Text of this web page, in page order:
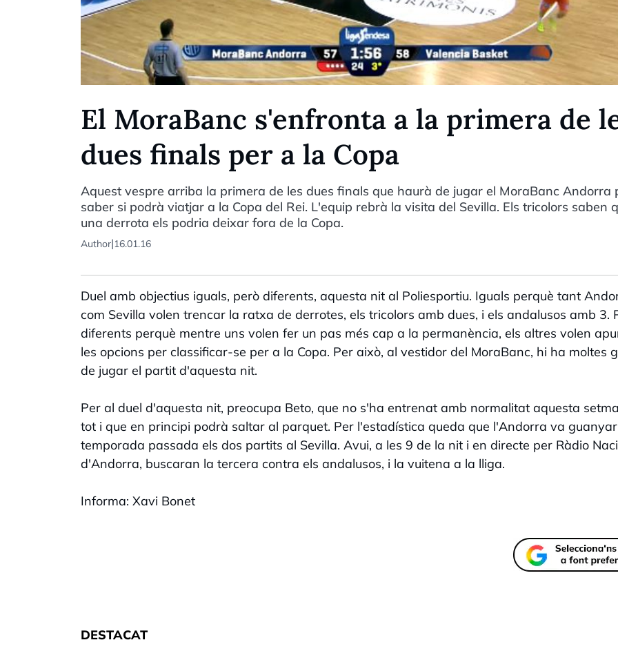
El MoraBanc s'enfronta a la primera de
dues finals per a la Copa
Aquest vespre arriba la primera de les dues finals que haurà de jugar el MoraBanc Andorra
saber si podrà viatjar a la Copa del Rei. L'equip rebrà la visita del Sevilla. Els tricolors saben
una derrota els podria deixar fora de la Copa.
Author|16.01.16
Duel amb objectius iguals, però diferents, aquesta nit al Poliesportiu. Iguals perquè tant
com Sevilla volen trencar la ratxa de derrotes, els tricolors amb dues, i els andalusos amb 3.
diferents perquè mentre uns volen fer un pas més cap a la permanència, els altres volen
les opcions per classificar-se per a la Copa. Per això, al vestidor del MoraBanc, hi ha moltes
de jugar el partit d'aquesta nit.
Per al duel d'aquesta nit, preocupa Beto, que no s'ha entrenat amb normalitat aquesta
tot i que en principi podrà saltar al parquet. Per l'estadística queda que l'Andorra va
temporada passada els dos partits al Sevilla. Avui, a les 9 de la nit i en directe per Ràdio
d'Andorra, buscaran la tercera contra els andalusos, i la vuitena a la lliga.
Informa: Xavi Bonet
DESTACAT